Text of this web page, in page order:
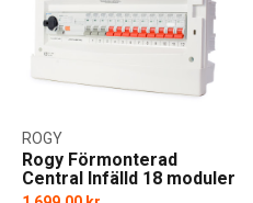
Rogy Förmonterad
Central Infälld 18 moduler
IP65
ROGY